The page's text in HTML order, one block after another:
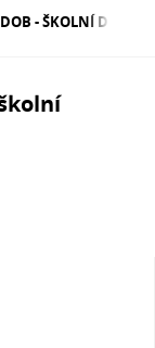
- ŠKOLNÍ